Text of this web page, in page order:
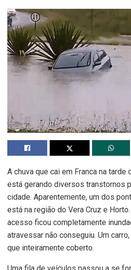
A chuva que cai em Franca na
está gerando diversos transtornos
cidade. Aparentemente, um dos
está na região do Vera Cruz e
acesso ficou completamente
atravessar não conseguiu. Um
que inteiramente coberto.